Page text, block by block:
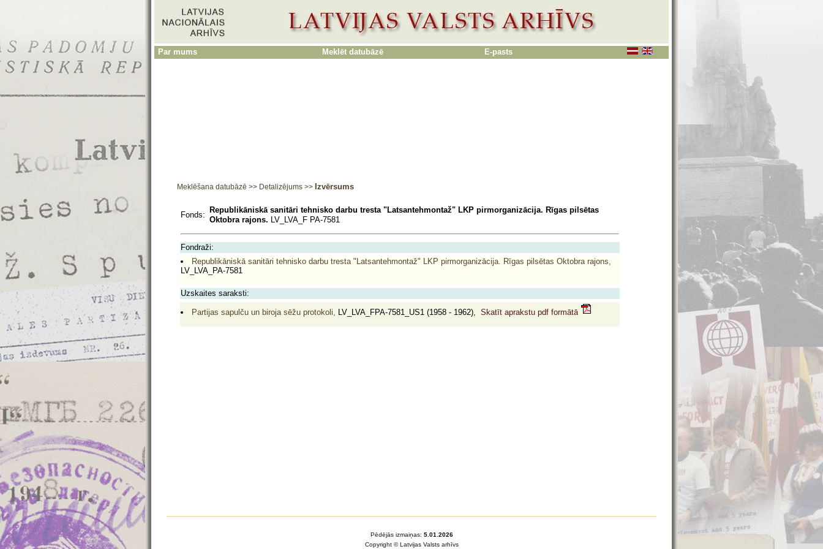
Par mums Meklēt datubāzē E-pasts
Meklēšana datubāzē >> Detalizējums >> Izvērsums
Fonds:
Republikāniskā sanitāri tehnisko darbu tresta "Latsantehmontaž" LKP pirmorganizācija. Rīgas pilsētas
Oktobra rajons. LV_LVA_F PA-7581
Fondraži:
Republikāniskā sanitāri tehnisko darbu tresta "Latsantehmontaž" LKP pirmorganizācija. Rīgas pilsētas Oktobra rajons,
LV_LVA_PA-7581
Uzskaites saraksti:
Partijas sapulču un biroja sēžu protokoli, LV_LVA_FPA-7581_US1 (1958 - 1962), Skatīt aprakstu pdf formātā
Pēdējās izmaiņas: 5.01.2026
Copyright © Latvijas Valsts arhīvs